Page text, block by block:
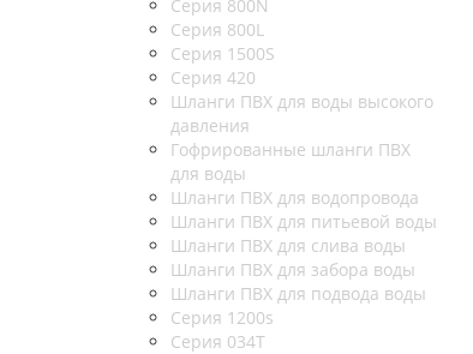
Серия 800N
Серия 800L
Серия 1500S
Серия 420
Шланги ПВХ для воды высокого
давления
Гофрированные шланги ПВХ
для воды
Шланги ПВХ для водопровода
Шланги ПВХ для питьевой воды
Шланги ПВХ для слива воды
Шланги ПВХ для забора воды
Шланги ПВХ для подвода воды
Серия 1200s
Серия 034Т